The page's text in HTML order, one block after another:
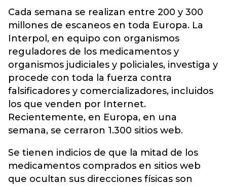
Cada semana se realizan entre 200 y 300
millones de escaneos en toda Europa. La
Interpol, en equipo con organismos
reguladores de los medicamentos y
organismos judiciales y policiales, investiga y
procede con toda la fuerza contra
falsificadores y comercializadores, incluidos
los que venden por Internet.
Recientemente, en Europa, en una
semana, se cerraron 1.300 sitios web.
Se tienen indicios de que la mitad de los
medicamentos comprados en sitios web
que ocultan sus direcciones físicas son